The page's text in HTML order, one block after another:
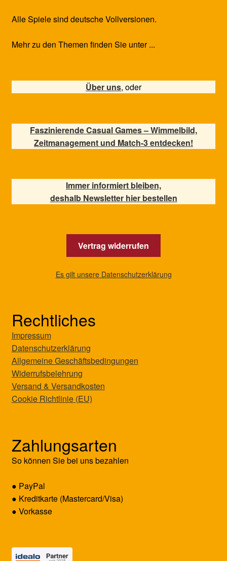
Alle Spiele sind deutsche Vollversionen.
Mehr zu den Themen finden Sie unter ...
Über uns, oder
Faszinierende Casual Games – Wimmelbild,
Zeitmanagement und Match-3 entdecken!
Immer informiert bleiben,
deshalb Newsletter hier bestellen
Vertrag widerrufen
Es gilt unsere Datenschutzerklärung
Rechtliches
Impressum
Datenschutzerklärung
Allgemeine Geschäftsbedingungen
Widerrufsbelehrung
Versand & Versandkosten
Cookie Richtlinie (EU)
Zahlungsarten
So können Sie bei uns bezahlen
● PayPal
● Kreditkarte (Mastercard/Visa)
● Vorkasse